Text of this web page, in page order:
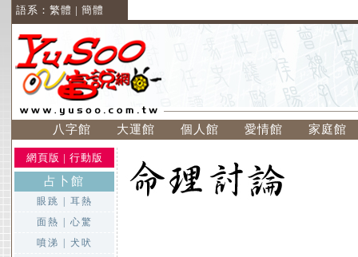
語系： 繁體 | 簡體
八字館 大運館 個人館 愛情館 家庭館
網頁版 | 行動版
占卜館
眼跳
耳熱
面熱
心驚
噴涕
犬吠